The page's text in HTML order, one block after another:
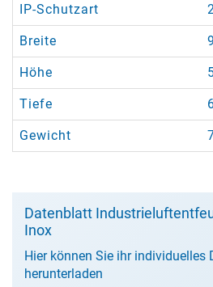
IP-Schutzart
Breite
Höhe
Tiefe
Gewicht
Datenblatt
Inox
Hier können Sie ihr individuelles
herunterladen